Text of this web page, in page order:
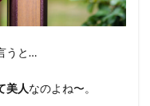
うと…
美人なのよね〜。